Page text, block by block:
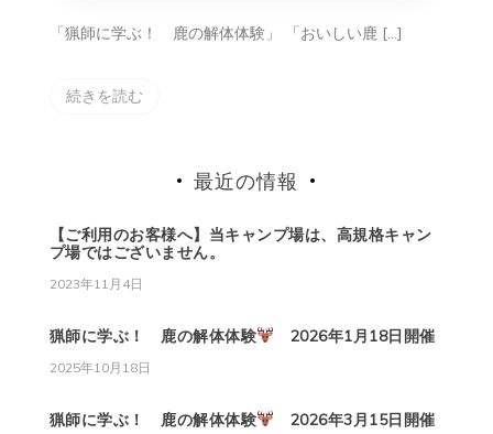
「猟師に学ぶ！ 鹿の解体体験」 「おいしい鹿 […]
続きを読む
最近の情報
【ご利用のお客様へ】当キャンプ場は、高規格キャン
プ場ではございません。
2023年11月4日
猟師に学ぶ！ 鹿の解体体験 2026年1月18日開催
2025年10月18日
猟師に学ぶ！ 鹿の解体体験 2026年3月15日開催